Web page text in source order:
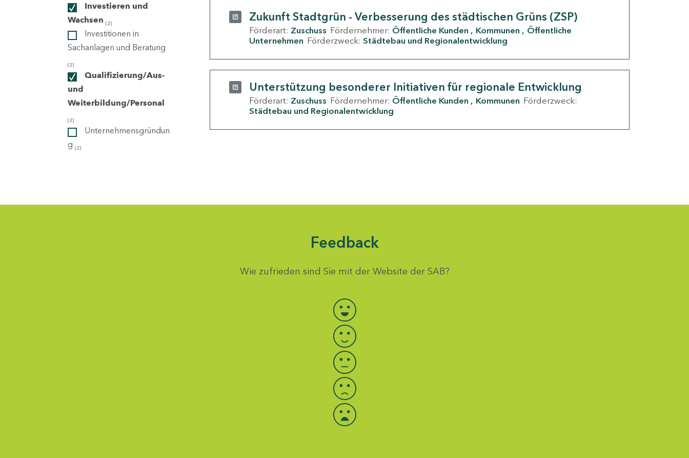
Investieren und
Wachsen (2)
Investitionen in
Sachanlagen und Beratung
(2)
Qualifizierung/Aus-
und
Weiterbildung/Personal
(2)
Unternehmensgründun
g (2)
Zukunft Stadtgrün - Verbesserung des städtischen Grüns (ZSP)
Förderart: Zuschuss Fördernehmer: Öffentliche Kunden Kommunen
Öffentliche
Unternehmen Förderzweck: Städtebau und Regionalentwicklung
Unterstützung besonderer Initiativen für regionale Entwicklung
Förderart: Zuschuss Fördernehmer: Öffentliche Kunden Kommunen Förderzweck:
Städtebau und Regionalentwicklung
Feedback
Wie zufrieden sind Sie mit der Website der SAB?
Bewertung auswählen